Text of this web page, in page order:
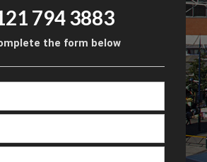
794 3883
the form below